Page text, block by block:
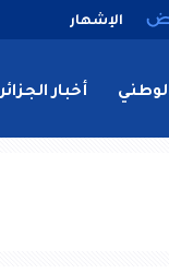
الإشهار
أخبار الجزائر